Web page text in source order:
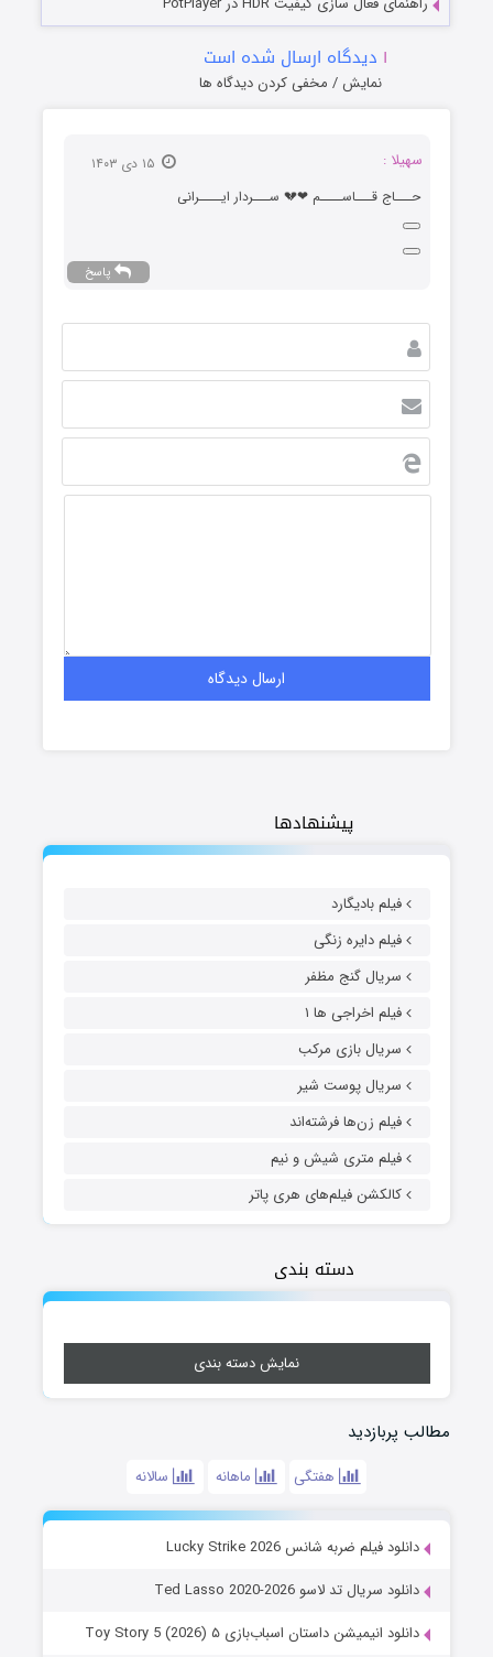
پیشنهادها
فیلم بادیگارد
فیلم دایره زنگی
سریال گنج مظفر
فیلم اخراجی ها ۱
سریال بازی مرکب
سریال پوست شیر
فیلم زن‌ها فرشته‌اند
فیلم متری شیش و نیم
کالکشن فیلم‌های هری پاتر
دسته بندی
نمایش دسته بندی
مطالب پربازدید
هفتگی ماهانه سالانه
دانلود فیلم ضربه شانس Lucky Strike 2026
دانلود سریال تد لاسو Ted Lasso 2020-2026
دانلود انیمیشن داستان اسباب‌بازی ۵ Toy Story 5 (2026)
۱ دیدگاه ارسال شده است
نمایش / مخفی کردن دیدگاه ها
سهیلا :
حـــاج قـــاســــم ❤💔 ســـردار ایــــرانی
پاسخ